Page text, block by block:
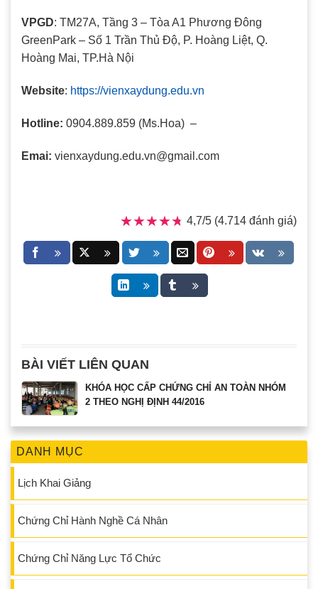
DANH MỤC
Lịch Khai Giảng
Chứng Chỉ Hành Nghề Cá Nhân
Chứng Chỉ Năng Lực Tổ Chức
VPGD: TM27A, Tầng 3 – Tòa A1 Phương Đông
GreenPark – Số 1 Trần Thủ Độ, P. Hoàng Liệt, Q.
Hoàng Mai, TP.Hà Nội
Website: https://vienxaydung.edu.vn
Hotline: 0904.889.859 (Ms.Hoa) –
Emai: vienxaydung.edu.vn@gmail.com
★★★★★
★★★★★ 4,7/5 (4.714 đánh giá)
BÀI VIẾT LIÊN QUAN
KHÓA HỌC CẤP CHỨNG CHỈ AN TOÀN NHÓM
2 THEO NGHỊ ĐỊNH 44/2016